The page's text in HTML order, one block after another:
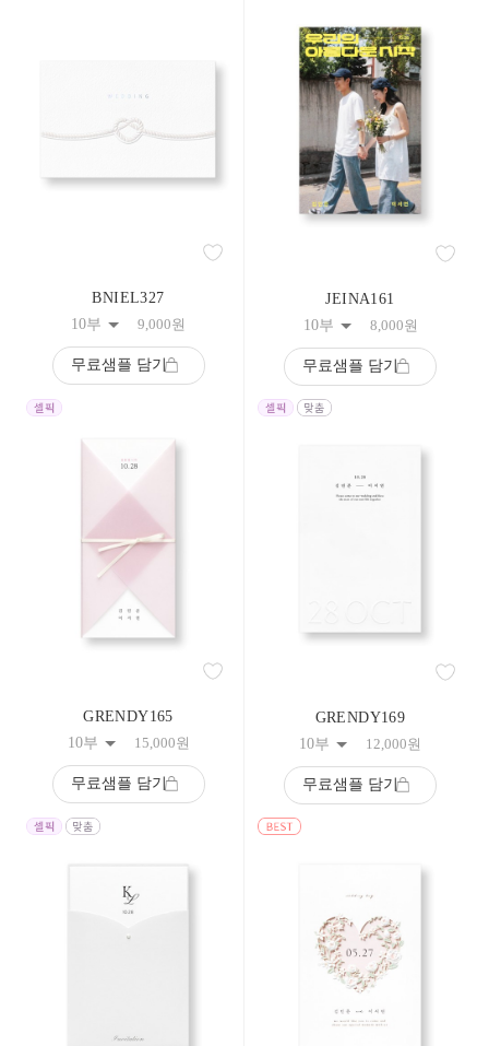
BNIEL327
10부
9,000원
무료샘플 담기
JEINA161
10부
8,000원
무료샘플 담기
GRENDY165
10부
15,000원
무료샘플 담기
GRENDY169
10부
12,000원
무료샘플 담기